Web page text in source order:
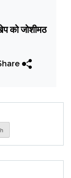
को जोशीमठ